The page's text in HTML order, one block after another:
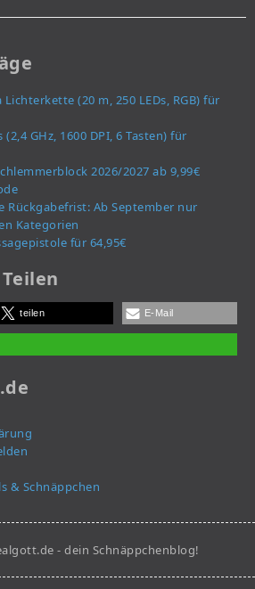
(20 m, 250 LEDs, RGB) für
GHz, 1600 DPI, 6 Tasten) für
2026/2027 ab 9,99€
Rückgabefrist: Ab September nur
Kategorien
für 64,95€
teilen E-Mail
& Schnäppchen
- dein Schnäppchenblog!